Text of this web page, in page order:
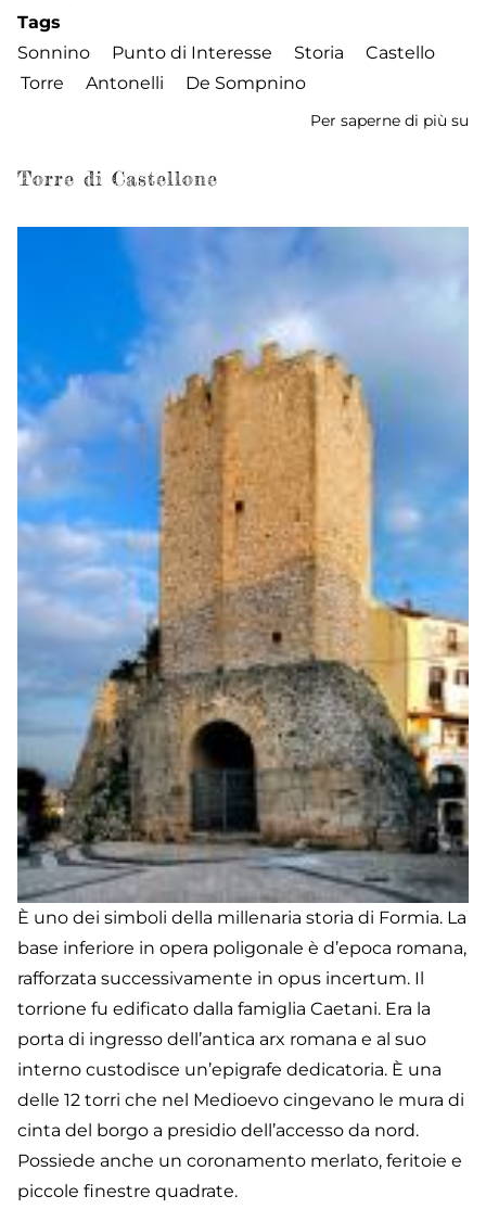
Tags
Sonnino
Punto di Interesse Storia
Castello
Torre
Antonelli De Sompnino
Per saperne di più su
Torre di Castellone
È uno dei simboli della millenaria storia di Formia. La
base inferiore in opera poligonale è d’epoca romana,
rafforzata successivamente in opus incertum. Il
torrione fu edificato dalla famiglia Caetani. Era la
porta di ingresso dell’antica arx romana e al suo
interno custodisce un’epigrafe dedicatoria. È una
delle 12 torri che nel Medioevo cingevano le mura di
cinta del borgo a presidio dell’accesso da nord.
Possiede anche un coronamento merlato, feritoie e
piccole finestre quadrate.